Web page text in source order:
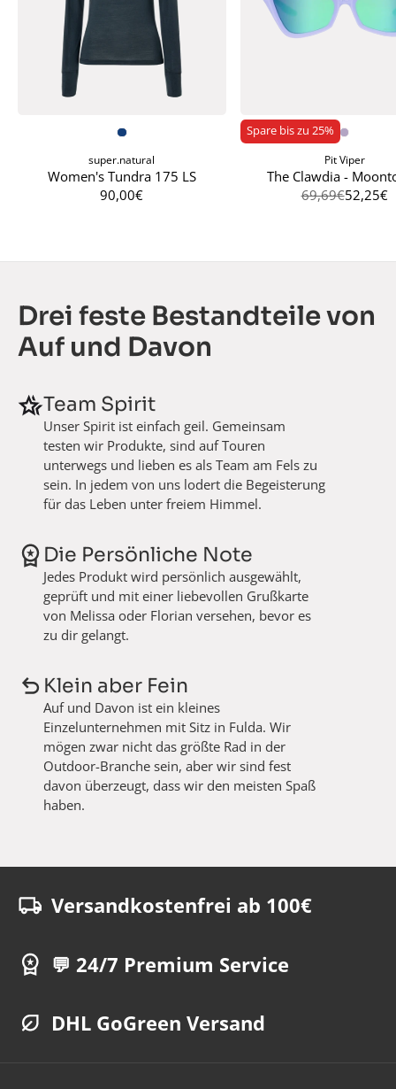
super.natural
Women's Tundra 175 LS
90,00€
Spare bis zu25%
Pit Viper
The Clawdia -
69,69€52,25€
Drei feste Bestandteile von
Auf und Davon
Team Spirit
Unser Spirit ist einfach geil. Gemeinsam
testen wir Produkte, sind auf Touren
unterwegs und lieben es als Team am Fels zu
sein. In jedem von uns lodert die Begeisterung
für das Leben unter freiem Himmel.
Die Persönliche Note
Jedes Produkt wird persönlich ausgewählt,
geprüft und mit einer liebevollen Grußkarte
von Melissa oder Florian versehen, bevor es
zu dir gelangt.
Klein aber Fein
Auf und Davon ist ein kleines
Einzelunternehmen mit Sitz in Fulda. Wir
mögen zwar nicht das größte Rad in der
Outdoor-Branche sein, aber wir sind fest
davon überzeugt, dass wir den meisten Spaß
haben.
Versandkostenfrei ab 100€
💬 24/7 Premium Service
DHL GoGreen Versand